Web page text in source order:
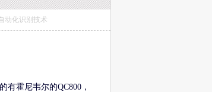
动化识别技术
霍尼韦尔的QC800，